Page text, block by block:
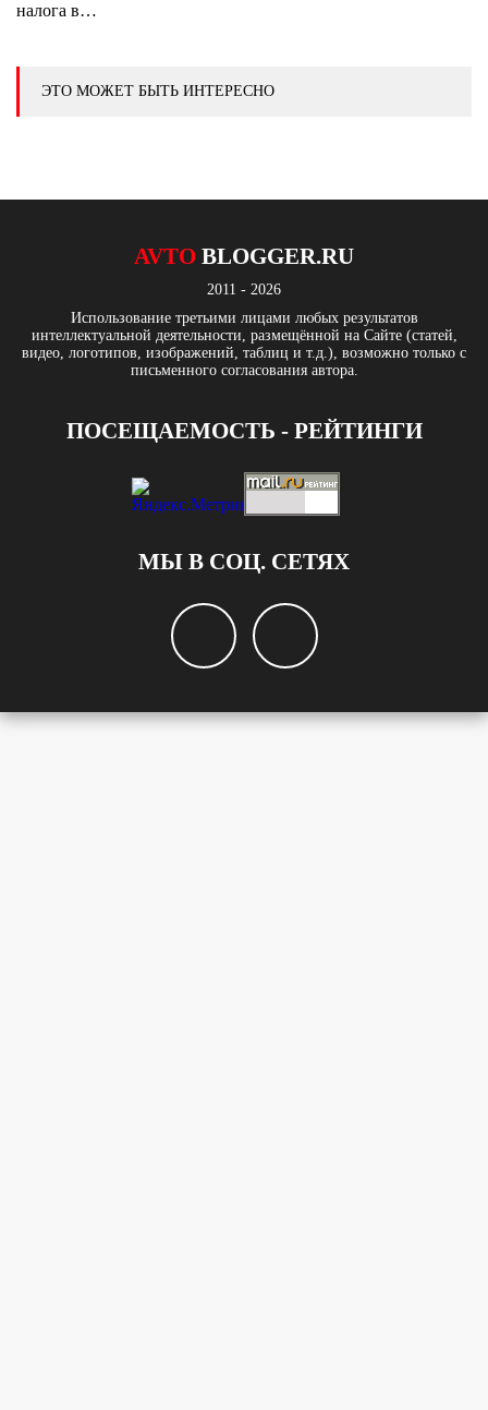
налога в…
ЭТО МОЖЕТ БЫТЬ ИНТЕРЕСНО
AVTO BLOGGER.RU
2011 - 2026
Использование третьими лицами любых результатов
интеллектуальной деятельности, размещённой на Сайте (статей,
видео, логотипов, изображений, таблиц и т.д.), возможно только с
письменного согласования автора.
ПОСЕЩАЕМОСТЬ - РЕЙТИНГИ
МЫ В СОЦ. СЕТЯХ